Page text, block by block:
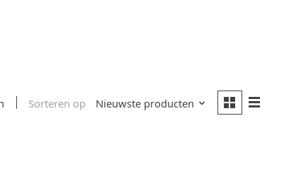
Sorteren op Nieuwste producten